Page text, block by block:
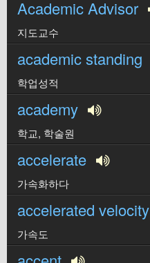
Academic Advisor
지도교수
academic standing
학업성적
academy
학교, 학술원
accelerate
가속화하다
accelerated velocity
가속도